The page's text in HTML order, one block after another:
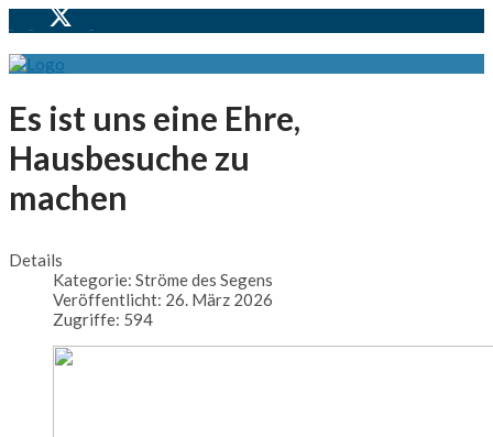
Es ist uns eine Ehre,
Hausbesuche zu
machen
Details
Kategorie: Ströme des Segens
Veröffentlicht: 26. März 2026
Zugriffe: 594